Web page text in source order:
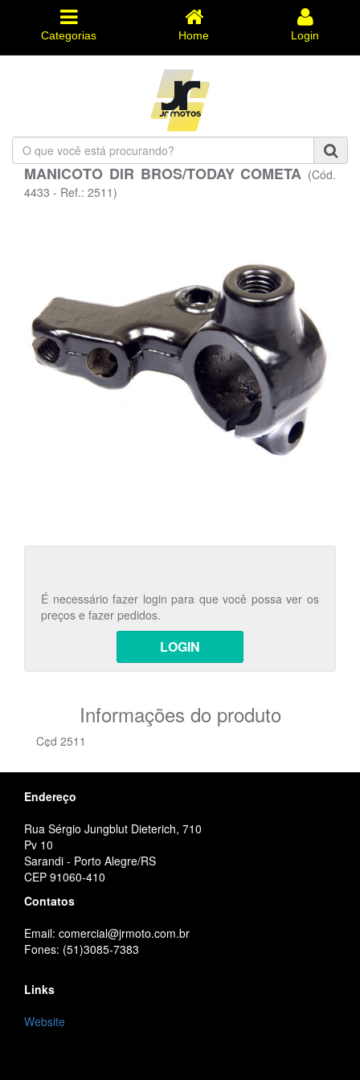
Categorias Home Login
O
que
você
está
MANICOTO DIR BROS/TODAY COMETA (Cód.
4433 - Ref.: 2511)
É necessário fazer login para que você possa ver os
preços e fazer pedidos.
LOGIN
Informações do produto
C¢d 2511
Endereço
Rua Sérgio Jungblut Dieterich, 710
Pv 10
Sarandi - Porto Alegre/RS
CEP 91060-410
Contatos
Email: comercial@jrmoto.com.br
Fones: (51)3085-7383
Links
Website